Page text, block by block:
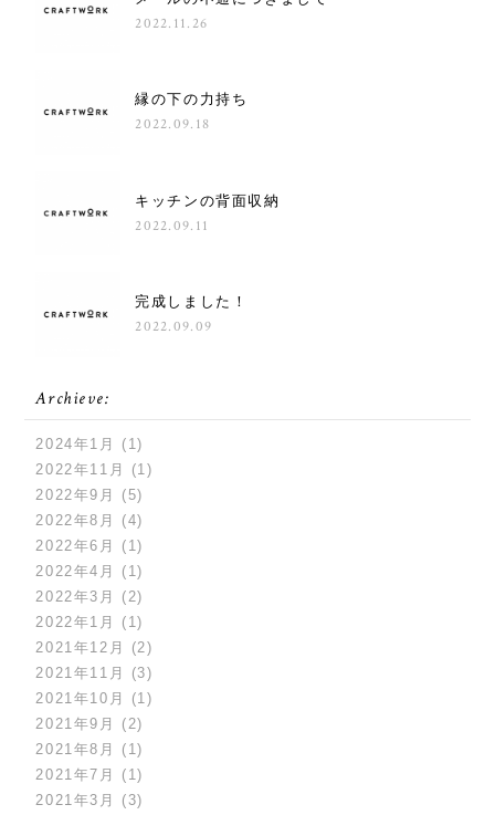
2022.11.26
縁の下の力持ち
2022.09.18
キッチンの背面収納
2022.09.11
完成しました！
2022.09.09
Archieve:
2024年1月
(1)
2022年11月
(1)
2022年9月
(5)
2022年8月
(4)
2022年6月
(1)
2022年4月
(1)
2022年3月
(2)
2022年1月
(1)
2021年12月
(2)
2021年11月
(3)
2021年10月
(1)
2021年9月
(2)
2021年8月
(1)
2021年7月
(1)
2021年3月
(3)